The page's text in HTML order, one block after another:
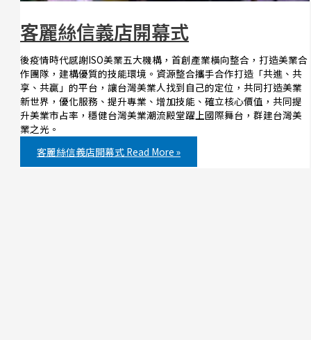
客麗絲信義店開幕式
後疫情時代感謝ISO美業五大機構，首創產業橫向整合，打造美業合
作團隊，建構優質的技能環境。資源整合攜手合作打造「共進、共
享、共贏」的平台，讓台灣美業人找到自己的定位，共同打造美業
新世界，優化服務、提升專業、增加技能、確立核心價值，共同提
升美業市占率，穩健台灣美業潮流殿堂躍上國際舞台，群建台灣美
業之光。
客麗絲信義店開幕式 Read More »